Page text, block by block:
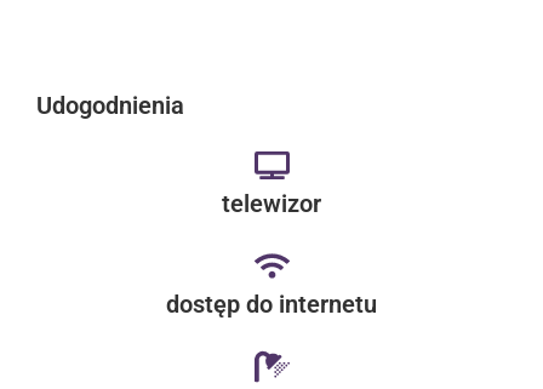
Udogodnienia
telewizor
dostęp do internetu